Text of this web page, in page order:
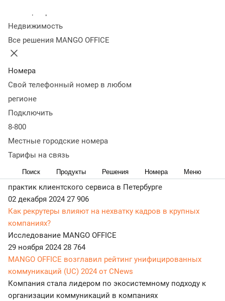
Недвижимость
Все решения MANGO OFFICE
Номера
Свой телефонный номер в любом
регионе
Подключить
8-800
Местные городские номера
Тарифы на связь
Поиск Продукты Решения Номера Меню
Статьи, обзоры, ТОПы, идеи и советы для развития
бизнеса в разделе Новости. Самая актуальная, живая и
понятная информация доступным языком.
06 декабря 2024
MANGO OFFICE провел закрытую церемонию
Событие Mango Fresh Partners прошло 28 ноября в
московском пространстве GOELRO
05 декабря 2024
Кейс MANGO OFFICE х «ПхалиХинкали» и «Хачо и Пури»
получил премию РБК Петербург Customer eXperience
Award 2024
ресторанных брендов победил в конкурсе лучших
практик клиентского сервиса в Петербурге
02 декабря 2024 27 906
Как рекрутеры влияют на нехватку кадров в крупных
компаниях?
Исследование MANGO OFFICE
29 ноября 2024 28 764
MANGO OFFICE возглавил рейтинг унифицированных
коммуникаций (UC) 2024 от CNews
Компания стала лидером по экосистемному подходу к
организации коммуникаций в компаниях